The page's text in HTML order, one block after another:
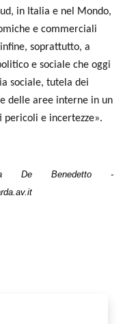
in Italia e nel Mondo,
e commerciali
soprattutto, a
e sociale che oggi
sociale, tutela dei
delle aree interne in un
e incertezze».
De Benedetto -